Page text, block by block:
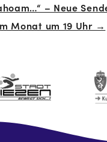
– Neue
Monat um 19 Uhr →